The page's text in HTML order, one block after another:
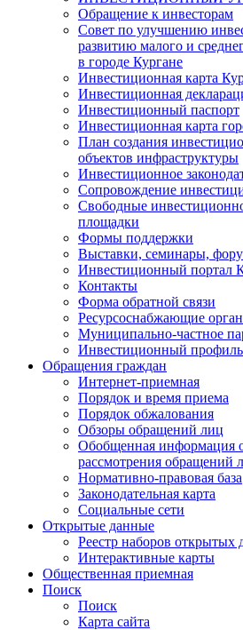
Обращение к инвесторам
Совет по улучшению
развитию малого и
в городе Кургане
Инвестиционная карта
Инвестиционная
Инвестиционный паспорт
Инвестиционная карта
План создания
объектов инфраструктуры
Инвестиционное
Сопровождение
Свободные
площадки
Формы поддержки
Выставки, семинары,
Инвестиционный портал
Контакты
Форма обратной связи
Ресурсоснабжающие
Муниципально-частное
Инвестиционный профиль
Обращения граждан
Интернет-приемная
Порядок и время приема
Порядок обжалования
Обзоры обращений лиц
Обобщенная информация о
рассмотрения обращений
Нормативно-правовая база
Законодательная карта
Социальные сети
Открытые данные
Реестр наборов открытых
Интерактивные карты
Общественная приемная
Поиск
Поиск
Карта сайта